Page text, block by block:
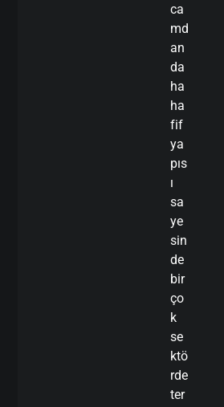
ca
md
an
da
ha
ha
fif
ya
pıs
ı
sa
ye
sin
de
bir
ço
k
se
ktö
rde
ter